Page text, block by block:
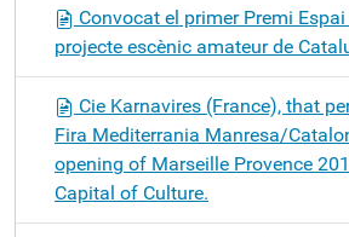
Convocat el primer Premi
projecte escènic amateur de
Cie Karnavires (France), that
Fira Mediterrania Manresa/
opening of Marseille Provence
Capital of Culture.